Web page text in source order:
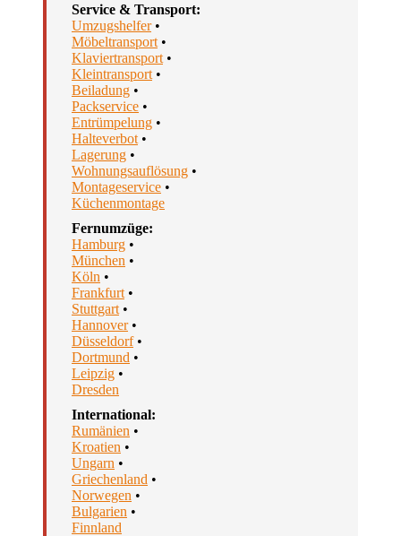
Service & Transport:
Umzugshelfer•
Möbeltransport •
Klaviertransport •
Kleintransport •
Beiladung •
Packservice •
Entrümpelung •
Halteverbot •
Lagerung •
Wohnungsauflösung •
Montageservice •
Küchenmontage
Fernumzüge:
Hamburg •
München •
Köln •
Frankfurt •
Stuttgart •
Hannover•
Düsseldorf•
Dortmund •
Leipzig •
Dresden
International:
Rumänien •
Kroatien •
Ungarn •
Griechenland •
Norwegen •
Bulgarien •
Finnland